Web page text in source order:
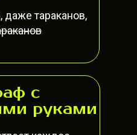
с
руками
даже тараканов,